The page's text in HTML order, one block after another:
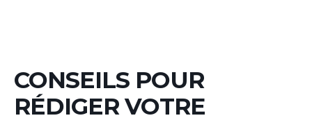
CONSEILS POUR
RÉDIGER VOTRE